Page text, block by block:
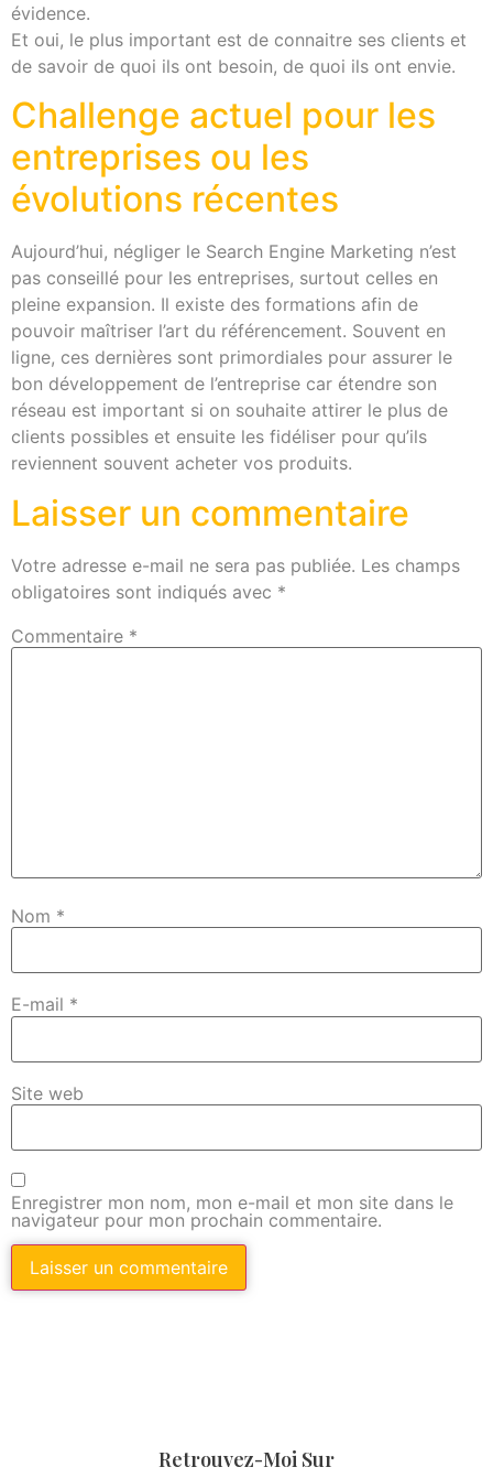
évidence.
Et oui, le plus important est de connaitre ses clients et
de savoir de quoi ils ont besoin, de quoi ils ont envie.
Challenge actuel pour les
entreprises ou les
évolutions récentes
Aujourd’hui, négliger le Search Engine Marketing n’est
pas conseillé pour les entreprises, surtout celles en
pleine expansion. Il existe des formations afin de
pouvoir maîtriser l’art du référencement. Souvent en
ligne, ces dernières sont primordiales pour assurer le
bon développement de l’entreprise car étendre son
réseau est important si on souhaite attirer le plus de
clients possibles et ensuite les fidéliser pour qu’ils
reviennent souvent acheter vos produits.
Laisser un commentaire
Votre adresse e-mail ne sera pas publiée. Les champs
obligatoires sont indiqués avec *
Commentaire *
Nom *
E-mail *
Site web
Enregistrer mon nom, mon e-mail et mon site dans le
navigateur pour mon prochain commentaire.
Retrouvez-Moi Sur